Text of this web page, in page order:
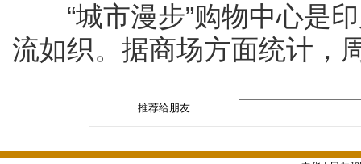
“城市漫步”购物中心是印
流如织。据商场方面统计，
推荐给朋友